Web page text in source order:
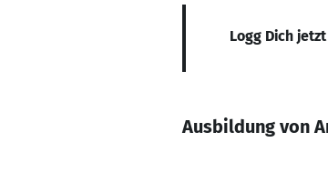
Logg Dich
Ausbildung von